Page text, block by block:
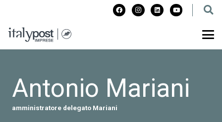
Antonio Mariani
amministratore delegato Mariani